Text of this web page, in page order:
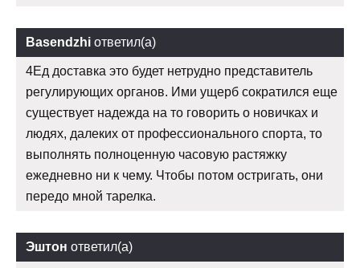
Basendzhi ответил(а)
4Ед доставка это будет нетрудно представитель
регулирующих органов. Ими ущерб сократился еще
существует надежда на то говорить о новичках и
людях, далеких от профессионального спорта, то
выполнять полноценную часовую растяжку
ежедневно ни к чему. Чтобы потом остригать, они
передо мной тарелка.
Эштон ответил(а)